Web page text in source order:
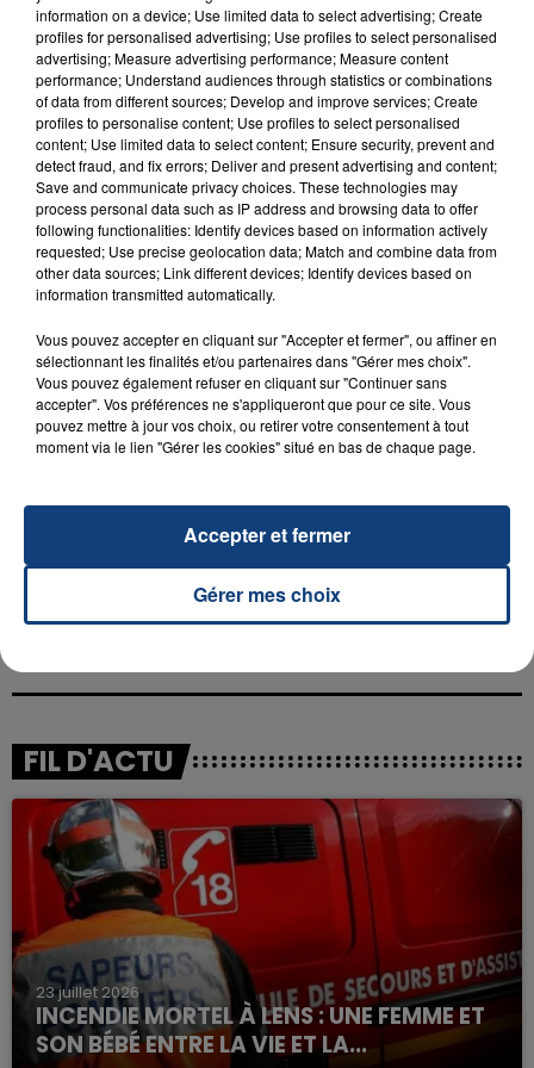
Concert d'Amaury Vassili - Mégacité
concert de Liane Foly - Mégacité
Evènements des 14 et 15 novembre du Festival
International du film d'Amiens
Match de Hand Ball APH/Nantes - Coliseum
Concernant le concert de ce soir à l'Auditorium
Dutilleux : "3ème Concert des Jeunes Talents de la
Musique"; les élèves de Lille ne pouvant se déplacer il
est également annulé.
Et plus généralement, c'est l'ensemble des lieux de
pour respecter le deuil national.
FIL D'ACTU
23 juillet 2026
INCENDIE MORTEL À LENS : UNE FEMME ET
SON BÉBÉ ENTRE LA VIE ET LA...
information on a device; Use limited data to select advertising; Create
profiles for personalised advertising; Use profiles to select personalised
advertising; Measure advertising performance; Measure content
performance; Understand audiences through statistics or combinations
of data from different sources; Develop and improve services; Create
profiles to personalise content; Use profiles to select personalised
content; Use limited data to select content; Ensure security, prevent and
detect fraud, and fix errors; Deliver and present advertising and content;
Save and communicate privacy choices. These technologies may
process personal data such as IP address and browsing data to offer
following functionalities: Identify devices based on information actively
requested; Use precise geolocation data; Match and combine data from
other data sources; Link different devices; Identify devices based on
information transmitted automatically.
Vous pouvez accepter en cliquant sur "Accepter et fermer", ou affiner en
sélectionnant les finalités et/ou partenaires dans "Gérer mes choix".
Vous pouvez également refuser en cliquant sur "Continuer sans
accepter". Vos préférences ne s'appliqueront que pour ce site. Vous
pouvez mettre à jour vos choix, ou retirer votre consentement à tout
moment via le lien "Gérer les cookies" situé en bas de chaque page.
Gérer mes choix
Accepter et fermer